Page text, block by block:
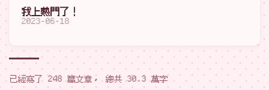
我上熱門了！
2023-06-18
已經寫了 248 篇文章， 總共 30.3 萬字